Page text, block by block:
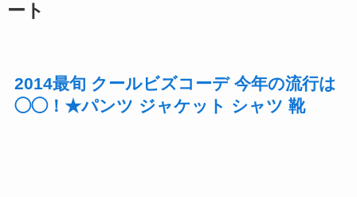
ート
2014最旬 クールビズコーデ 今年の流行は
◯◯！★パンツ ジャケット シャツ 靴